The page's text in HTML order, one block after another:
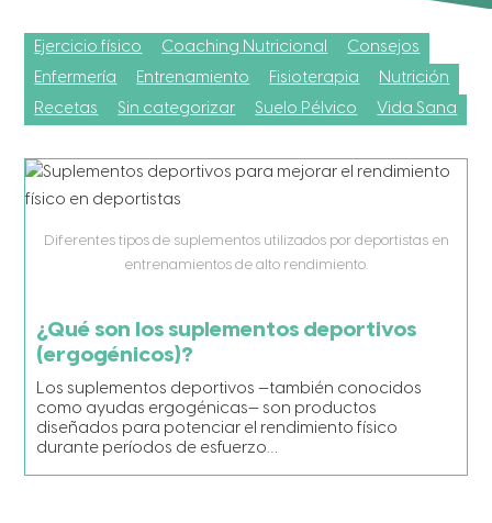
Ejercicio físico Coaching Nutricional
Consejos
Enfermería
Entrenamiento Fisioterapia
Nutrición
Recetas
Sin categorizar Suelo Pélvico Vida Sana
Diferentes tipos de suplementos utilizados por deportistas en
entrenamientos de alto rendimiento.
¿Qué son los suplementos deportivos
(ergogénicos)?
Los suplementos deportivos —también conocidos
como ayudas ergogénicas— son productos
diseñados para potenciar el rendimiento físico
durante períodos de esfuerzo…